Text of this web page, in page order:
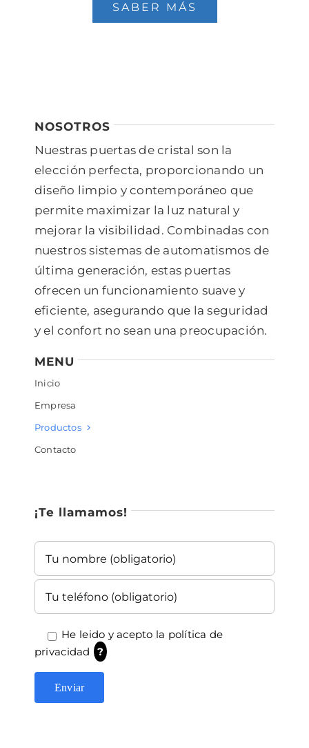
SABER MÁS
NOSOTROS
Nuestras puertas de cristal son la
elección perfecta, proporcionando un
diseño limpio y contemporáneo que
permite maximizar la luz natural y
mejorar la visibilidad. Combinadas con
nuestros sistemas de automatismos de
última generación, estas puertas
ofrecen un funcionamiento suave y
eficiente, asegurando que la seguridad
y el confort no sean una preocupación.
MENU
Inicio
Empresa
Productos
Contacto
¡Te llamamos!
He leido y acepto la política de
privacidad
?